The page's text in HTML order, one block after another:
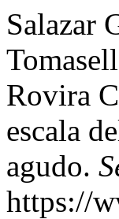
Salazar
Rovira
escala
agudo.
https://